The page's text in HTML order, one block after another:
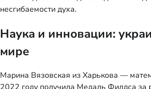
несгибаемости духа.
Наука и инновации:
мире
Марина Вязовская из Харькова —